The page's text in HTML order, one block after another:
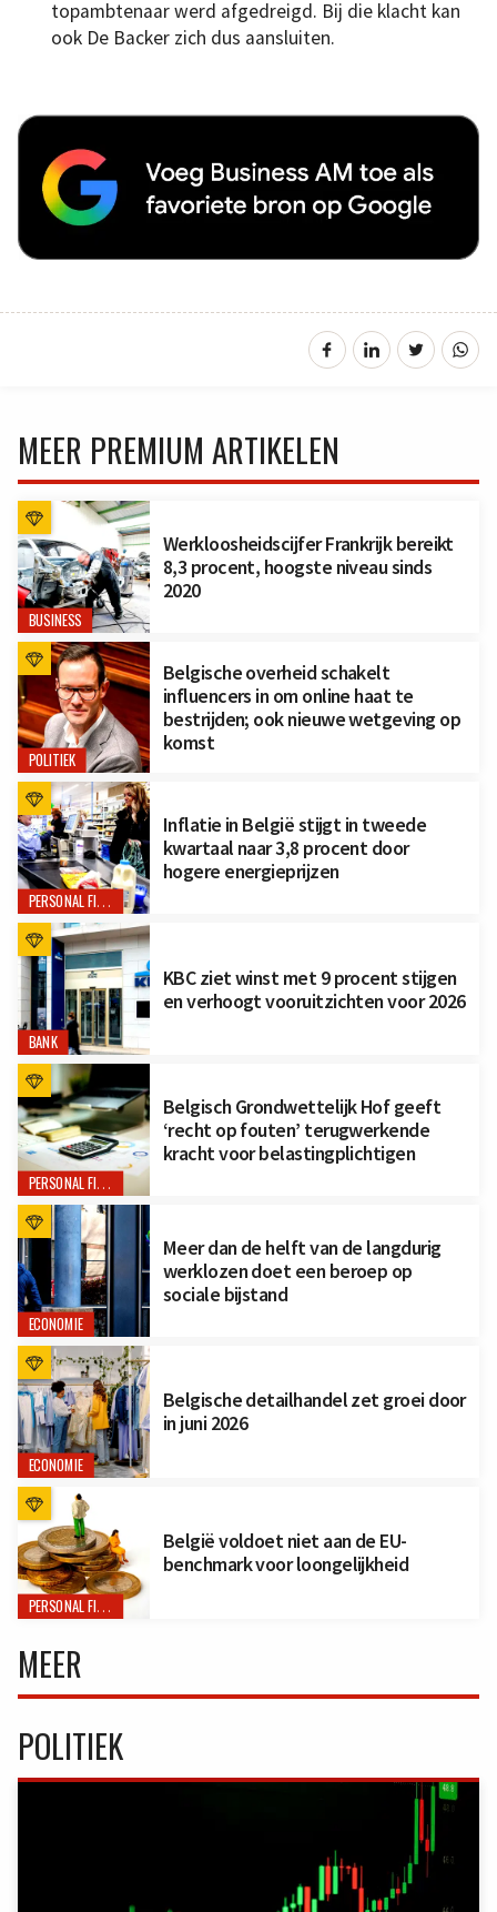
topambtenaar werd afgedreigd. Bij die klacht kan
ook De Backer zich dus aansluiten.
MEER PREMIUM ARTIKELEN
BUSINESS
Werkloosheidscijfer Frankrijk bereikt
8,3 procent, hoogste niveau sinds
2020
POLITIEK
Belgische overheid schakelt
influencers in om online haat te
bestrijden; ook nieuwe wetgeving op
komst
PERSONAL FINANCE
Inflatie in België stijgt in tweede
kwartaal naar 3,8 procent door
hogere energieprijzen
BANK
KBC ziet winst met 9 procent stijgen
en verhoogt vooruitzichten voor 2026
PERSONAL FINANCE
Belgisch Grondwettelijk Hof geeft
‘recht op fouten’ terugwerkende
kracht voor belastingplichtigen
ECONOMIE
Meer dan de helft van de langdurig
werklozen doet een beroep op
sociale bijstand
ECONOMIE
Belgische detailhandel zet groei door
in juni 2026
PERSONAL FINANCE
België voldoet niet aan de EU-
benchmark voor loongelijkheid
MEER
POLITIEK